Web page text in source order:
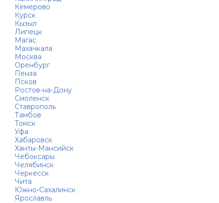
Кемерово
Курск
Кызыл
Липецк
Магас
Махачкала
Москва
Оренбург
Пенза
Псков
Ростов-на-Дону
Смоленск
Ставрополь
Тамбов
Томск
Уфа
Хабаровск
Ханты-Мансийск
Чебоксары
Челябинск
Черкесск
Чита
Южно-Сахалинск
Ярославль